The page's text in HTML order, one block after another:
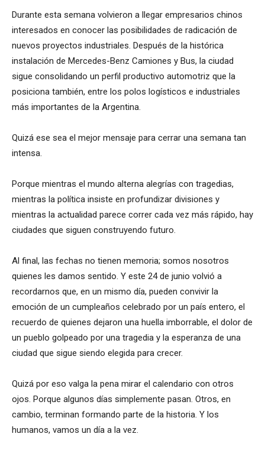
Durante esta semana volvieron a llegar empresarios chinos
interesados en conocer las posibilidades de radicación de
nuevos proyectos industriales. Después de la histórica
instalación de Mercedes-Benz Camiones y Bus, la ciudad
sigue consolidando un perfil productivo automotriz que la
posiciona también, entre los polos logísticos e industriales
más importantes de la Argentina.
Quizá ese sea el mejor mensaje para cerrar una semana tan
intensa.
Porque mientras el mundo alterna alegrías con tragedias,
mientras la política insiste en profundizar divisiones y
mientras la actualidad parece correr cada vez más rápido, hay
ciudades que siguen construyendo futuro.
Al final, las fechas no tienen memoria; somos nosotros
quienes les damos sentido. Y este 24 de junio volvió a
recordarnos que, en un mismo día, pueden convivir la
emoción de un cumpleaños celebrado por un país entero, el
recuerdo de quienes dejaron una huella imborrable, el dolor de
un pueblo golpeado por una tragedia y la esperanza de una
ciudad que sigue siendo elegida para crecer.
Quizá por eso valga la pena mirar el calendario con otros
ojos. Porque algunos días simplemente pasan. Otros, en
cambio, terminan formando parte de la historia. Y los
humanos, vamos un día a la vez.